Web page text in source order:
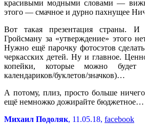
красивыми модными словами —
этого — смачное и дурно пахнущее
Вот такая презентация страны. И
Гройсману за «утверждение» этого
Нужно ещё парочку фотосэтов
черкасских детей. Ну и главное.
копейки, которые можно будет
календариков/буклетов/значков)…
А потому, плиз, просто больше
ещё немножко дожирайте бюджетное…
Михаил Подоляк, 11.05.18, facebook